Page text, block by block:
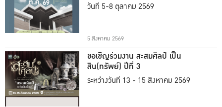
วันที่ 5-8 ตุลาคม 2569
5 สิงหาคม 2569
ขอเชิญร่วมงาน สะสมศิลป์ เป็น
สิน(ทรัพย์) ปีที่ 3
ระหว่างวันที่ 13 - 15 สิงหาคม 2569